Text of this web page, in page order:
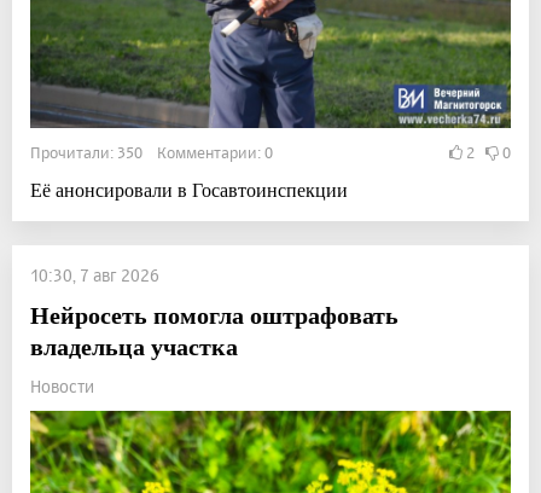
Прочитали: 350 Комментарии: 0 2 0
Её анонсировали в Госавтоинспекции
10:30, 7 авг 2026
Нейросеть помогла оштрафовать
владельца участка
Новости